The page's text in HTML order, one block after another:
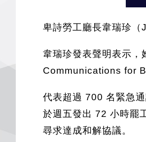
卑詩勞工廳長韋瑞珍（
韋瑞珍發表聲明表示
Communications for
代表超過 700 名緊急
於週五發出 72 小時罷
尋求達成和解協議。